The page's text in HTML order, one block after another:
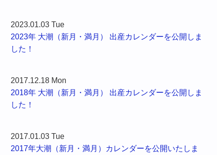
2023.01.03 Tue
2023年 大潮（新月・満月） 出産カレンダーを公開しま
した！
2017.12.18 Mon
2018年 大潮（新月・満月） 出産カレンダーを公開しま
した！
2017.01.03 Tue
2017年大潮（新月・満月）カレンダーを公開いたしま